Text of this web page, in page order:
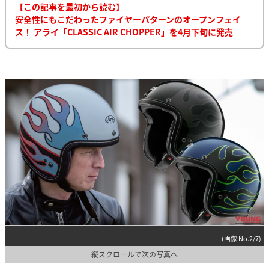
【この記事を最初から読む】
安全性にもこだわったファイヤーパターンのオープンフェイ
ス！ アライ「CLASSIC AIR CHOPPER」を4月下旬に発売
(画像 No.2/7)
縦スクロールで次の写真へ